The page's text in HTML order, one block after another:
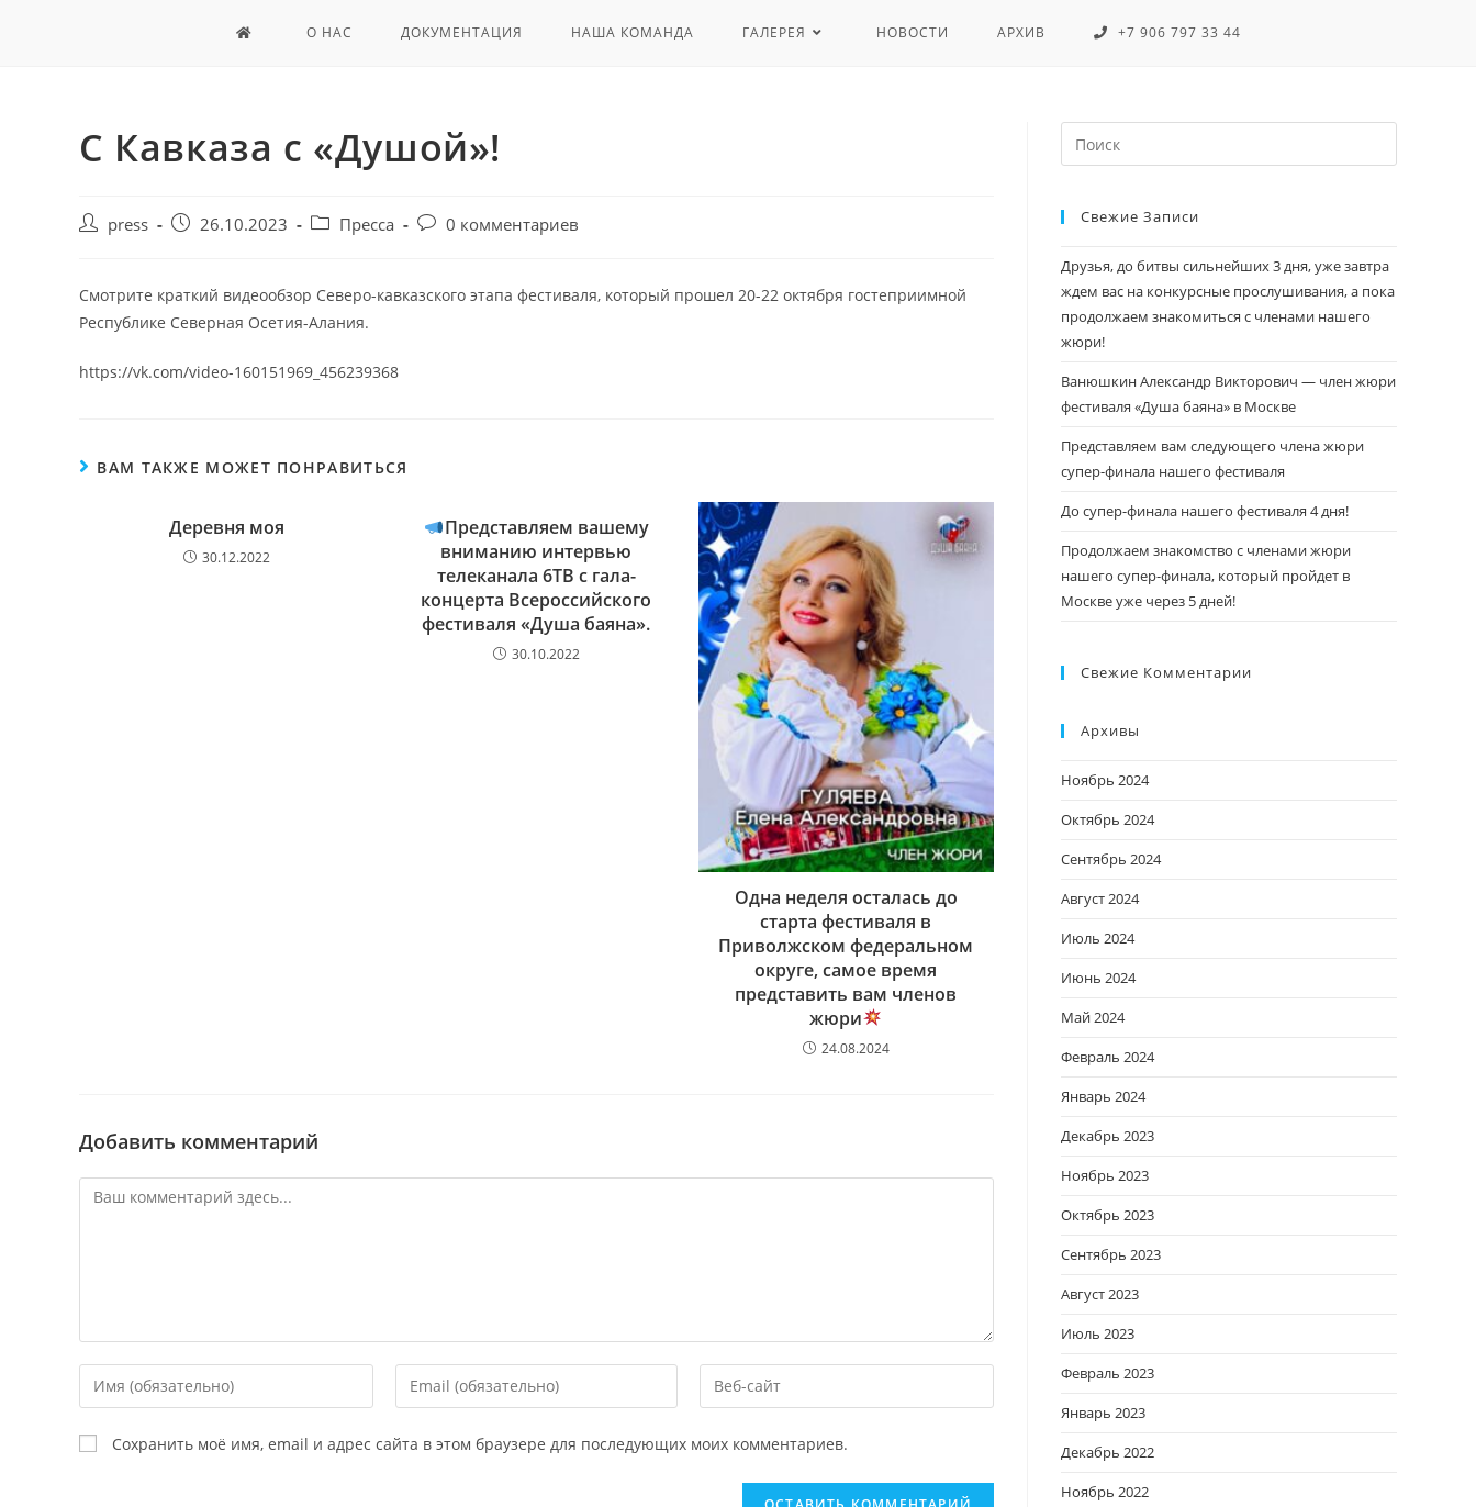
О НАС ДОКУМЕНТАЦИЯ НАША КОМАНДА ГАЛЕРЕЯ НОВОСТИ АРХИВ +7 906 797 33 44
С Кавказа с «Душой»!
press 26.10.2023 Пресса 0 комментариев
Смотрите краткий видеообзор Северо-кавказского этапа фестиваля, который прошел 20-22 октября гостеприимной
Республике Северная Осетия-Алания.
https://vk.com/video-160151969_456239368
ВАМ ТАКЖЕ МОЖЕТ ПОНРАВИТЬСЯ
Деревня моя
30.12.2022
Представляем вашему
вниманию интервью
телеканала 6ТВ с гала-
концерта Всероссийского
фестиваля «Душа баяна».
30.10.2022
Одна неделя осталась до
старта фестиваля в
Приволжском федеральном
округе, самое время
представить вам членов
жюри
24.08.2024
Добавить комментарий
Сохранить моё имя, email и адрес сайта в этом браузере для последующих моих комментариев.
Свежие Записи
Друзья, до битвы сильнейших 3 дня, уже завтра
ждем вас на конкурсные прослушивания, а пока
продолжаем знакомиться с членами нашего
жюри!
Ванюшкин Александр Викторович — член жюри
фестиваля «Душа баяна» в Москве
Представляем вам следующего члена жюри
супер-финала нашего фестиваля
До супер-финала нашего фестиваля 4 дня!
Продолжаем знакомство с членами жюри
нашего супер-финала, который пройдет в
Москве уже через 5 дней!
Свежие Комментарии
Архивы
Ноябрь 2024
Октябрь 2024
Сентябрь 2024
Август 2024
Июль 2024
Июнь 2024
Май 2024
Февраль 2024
Январь 2024
Декабрь 2023
Ноябрь 2023
Октябрь 2023
Сентябрь 2023
Август 2023
Июль 2023
Февраль 2023
Январь 2023
Декабрь 2022
Ноябрь 2022